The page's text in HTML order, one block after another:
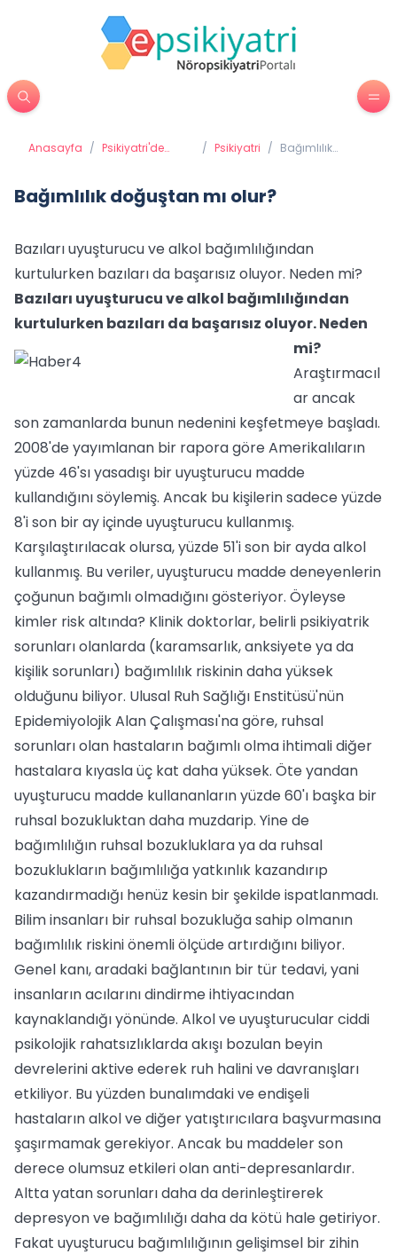
Anasayfa / Psikiyatri'de
/ Psikiyatri / Bağımlılık
Bağımlılık doğuştan mı olur?
Bazıları uyuşturucu ve alkol bağımlılığından
kurtulurken bazıları da başarısız oluyor. Neden mi?
Bazıları uyuşturucu ve alkol bağımlılığından
kurtulurken bazıları da başarısız oluyor. Neden
mi?
Araştırmacıl
ar ancak
son zamanlarda bunun nedenini keşfetmeye başladı.
2008'de yayımlanan bir rapora göre Amerikalıların
yüzde 46'sı yasadışı bir uyuşturucu madde
kullandığını söylemiş. Ancak bu kişilerin sadece yüzde
8'i son bir ay içinde uyuşturucu kullanmış.
Karşılaştırılacak olursa, yüzde 51'i son bir ayda alkol
kullanmış. Bu veriler, uyuşturucu madde deneyenlerin
çoğunun bağımlı olmadığını gösteriyor. Öyleyse
kimler risk altında? Klinik doktorlar, belirli psikiyatrik
sorunları olanlarda (karamsarlık, anksiyete ya da
kişilik sorunları) bağımlılık riskinin daha yüksek
olduğunu biliyor. Ulusal Ruh Sağlığı Enstitüsü'nün
Epidemiyolojik Alan Çalışması'na göre, ruhsal
sorunları olan hastaların bağımlı olma ihtimali diğer
hastalara kıyasla üç kat daha yüksek. Öte yandan
uyuşturucu madde kullananların yüzde 60'ı başka bir
ruhsal bozukluktan daha muzdarip. Yine de
bağımlılığın ruhsal bozukluklara ya da ruhsal
bozuklukların bağımlılığa yatkınlık kazandırıp
kazandırmadığı henüz kesin bir şekilde ispatlanmadı.
Bilim insanları bir ruhsal bozukluğa sahip olmanın
bağımlılık riskini önemli ölçüde artırdığını biliyor.
Genel kanı, aradaki bağlantının bir tür tedavi, yani
insanların acılarını dindirme ihtiyacından
kaynaklandığı yönünde. Alkol ve uyuşturucular ciddi
psikolojik rahatsızlıklarda akışı bozulan beyin
devrelerini aktive ederek ruh halini ve davranışları
etkiliyor. Bu yüzden bunalımdaki ve endişeli
hastaların alkol ve diğer yatıştırıcılara başvurmasına
şaşırmamak gerekiyor. Ancak bu maddeler son
derece olumsuz etkileri olan anti-depresanlardır.
Altta yatan sorunları daha da derinleştirerek
depresyon ve bağımlılığı daha da kötü hale getiriyor.
Fakat uyuşturucu bağımlılığının gelişimsel bir zihin